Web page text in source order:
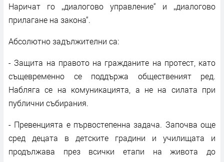
Наричат го „диалогово управление“ и „диалогово
прилагане на закона“.
Абсолютно задължителни са:
- Защита на правото на гражданите на протест, като
същевременно се поддържа общественият ред.
Набляга се на комуникацията, а не на силата при
публични събирания.
- Превенцията е първостепенна задача. Започва още
сред децата в детските градини и училищата и
продължава през всички етапи на живота до